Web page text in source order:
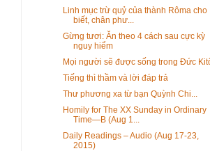
Linh mục trừ quỷ của thành Rôma cho
biết, chân phư...
Gừng tươi: Ăn theo 4 cách sau cực kỳ
nguy hiểm
Mọi người sẽ được sống trong Ðức
Tiếng thì thầm và lời đáp trả
Thư phương xa từ bạn Quỳnh Chi...
Homily for The XX Sunday in Ordinary
Time—B (Aug 1...
Daily Readings – Audio (Aug 17-23,
2015)